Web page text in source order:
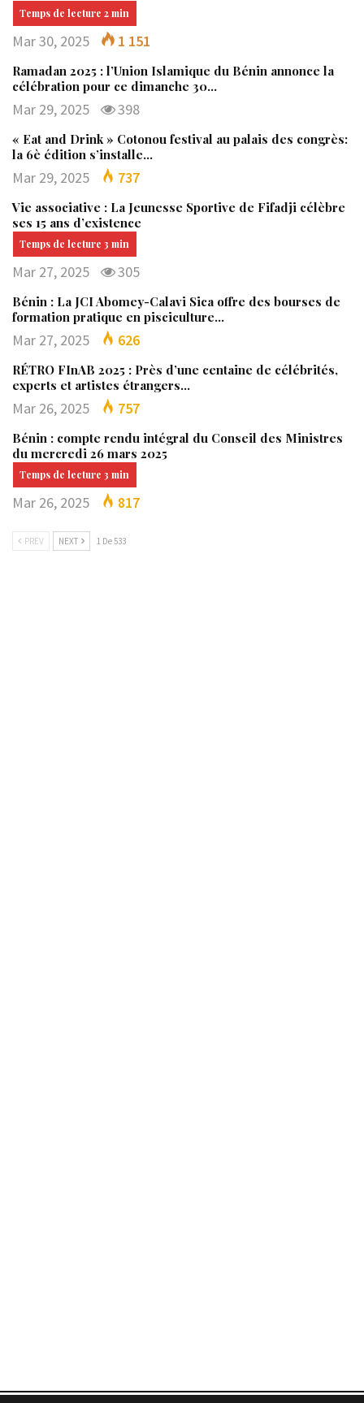
Mar 30, 2025 1 151
Ramadan 2025 : l’Union Islamique du Bénin annonce la
célébration pour ce dimanche 30…
Mar 29, 2025 398
« Eat and Drink » Cotonou festival au palais des congrès:
la 6è édition s’installe…
Mar 29, 2025 737
Vie associative : La Jeunesse Sportive de Fifadji célèbre
ses 15 ans d’existence
Mar 27, 2025 305
Bénin : La JCI Abomey-Calavi Sica offre des bourses de
formation pratique en pisciculture…
Mar 27, 2025 626
RÉTRO FInAB 2025 : Près d’une centaine de célébrités,
experts et artistes étrangers…
Mar 26, 2025 757
Bénin : compte rendu intégral du Conseil des Ministres
du mercredi 26 mars 2025
Mar 26, 2025 817
PREV NEXT 1 De 533